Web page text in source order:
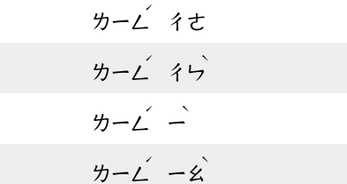
ㄌㄧㄥ
ˊ
ㄔㄜ
ㄌㄧㄥ
ˊ
ㄔㄣ
ˋ
ㄌㄧㄥ
ˊ
ㄧ
ˋ
ㄌㄧㄥ
ˊ
ㄧㄠ
ˋ